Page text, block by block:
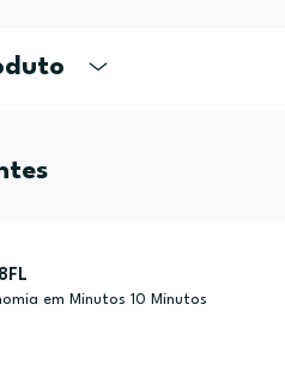
em Minutos 10 Minutos